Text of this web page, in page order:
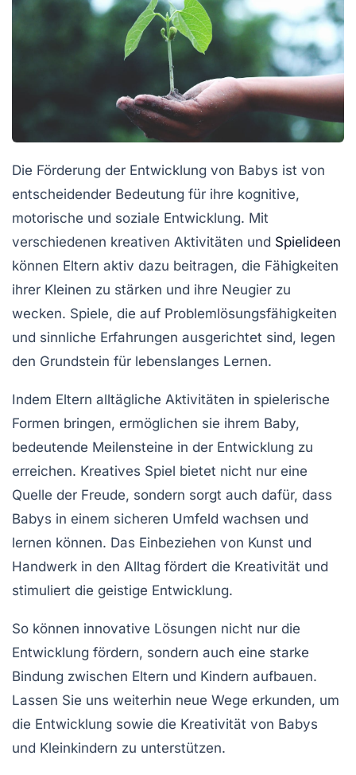
Die Förderung der Entwicklung von Babys ist von
entscheidender Bedeutung für ihre kognitive,
motorische und soziale Entwicklung. Mit
verschiedenen kreativen Aktivitäten und Spielideen
können Eltern aktiv dazu beitragen, die Fähigkeiten
ihrer Kleinen zu stärken und ihre Neugier zu
wecken. Spiele, die auf Problemlösungsfähigkeiten
und sinnliche Erfahrungen ausgerichtet sind, legen
den Grundstein für lebenslanges Lernen.
Indem Eltern alltägliche Aktivitäten in spielerische
Formen bringen, ermöglichen sie ihrem Baby,
bedeutende Meilensteine in der Entwicklung zu
erreichen. Kreatives Spiel bietet nicht nur eine
Quelle der Freude, sondern sorgt auch dafür, dass
Babys in einem sicheren Umfeld wachsen und
lernen können. Das Einbeziehen von Kunst und
Handwerk in den Alltag fördert die Kreativität und
stimuliert die geistige Entwicklung.
So können innovative Lösungen nicht nur die
Entwicklung fördern, sondern auch eine starke
Bindung zwischen Eltern und Kindern aufbauen.
Lassen Sie uns weiterhin neue Wege erkunden, um
die Entwicklung sowie die Kreativität von Babys
und Kleinkindern zu unterstützen.